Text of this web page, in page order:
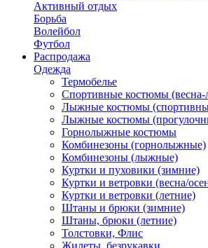
Активный отдых
Борьба
Волейбол
Футбол
Распродажа
Одежда
Термобелье
Спортивные костюмы (весна-
Лыжные костюмы
Лыжные костюмы
Горнолыжные костюмы
Комбинезоны (горнолыжные)
Комбинезоны (лыжные)
Куртки и пуховики (зимние)
Куртки и ветровки (весна/
Куртки и ветровки (летние)
Штаны и брюки (зимние)
Штаны, брюки (летние)
Толстовки, Флис
Жилеты, безрукавки